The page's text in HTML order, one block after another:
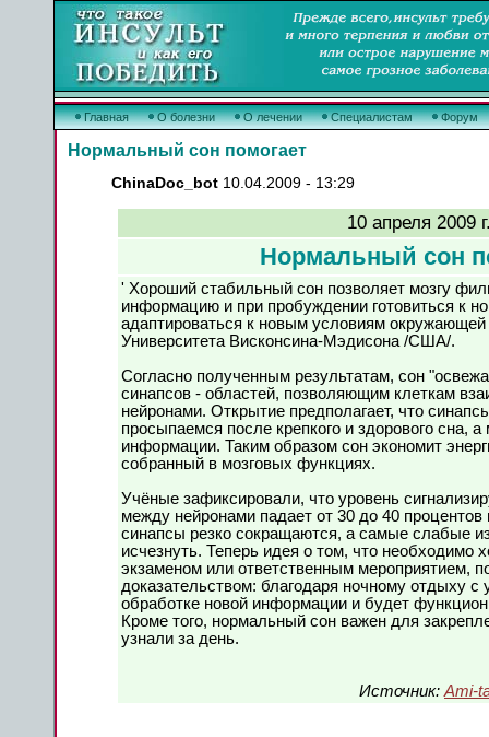
Главная О болезни О лечении Специалистам Форум
Нормальный сон помогает
ChinaDoc_bot 10.04.2009 - 13:29
10 апреля 2009
Нормальный сон
' Хороший стабильный сон позволяет мозгу
информацию и при пробуждении готовиться к
адаптироваться к новым условиям
Университета Висконсина-Мэдисона /США/.
Согласно полученным результатам, сон
синапсов - областей, позволяющим клеткам
нейронами. Открытие предполагает, что
просыпаемся после крепкого и здорового сна,
информации. Таким образом сон экономит
собранный в мозговых функциях.
Учёные зафиксировали, что уровень
между нейронами падает от 30 до 40
синапсы резко сокращаются, а самые слабые
исчезнуть. Теперь идея о том, что необходимо
экзаменом или ответственным мероприятием,
доказательством: благодаря ночному отдыху с
обработке новой информации и будет
Кроме того, нормальный сон важен для
узнали за день.
Источник: Ami-